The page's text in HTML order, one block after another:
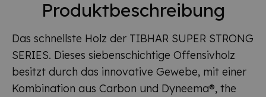
Produktbeschreibung
Das schnellste Holz der TIBHAR SUPER STRONG
SERIES. Dieses siebenschichtige Offensivholz
besitzt durch das innovative Gewebe, mit einer
Kombination aus Carbon und Dyneema®, the